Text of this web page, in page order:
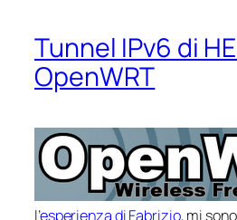
Tunnel IPv6 di
OpenWRT
l’esperienza di Fabrizio, mi